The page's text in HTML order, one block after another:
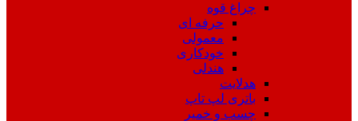
چراغ قوه
حرفه ای
معمولی
خودکاری
هندلی
هدلایت
باتری لپ تاپ
چسب و خمیر